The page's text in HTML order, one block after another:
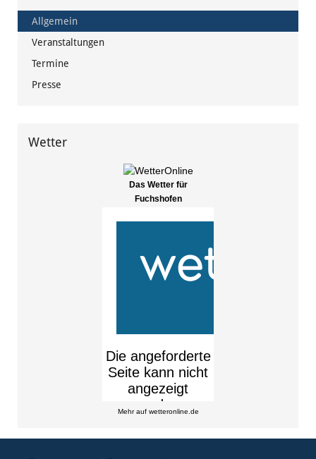
Allgemein
Veranstaltungen
Termine
Presse
Wetter
Das Wetter für
Fuchshofen
Mehr auf wetteronline.de